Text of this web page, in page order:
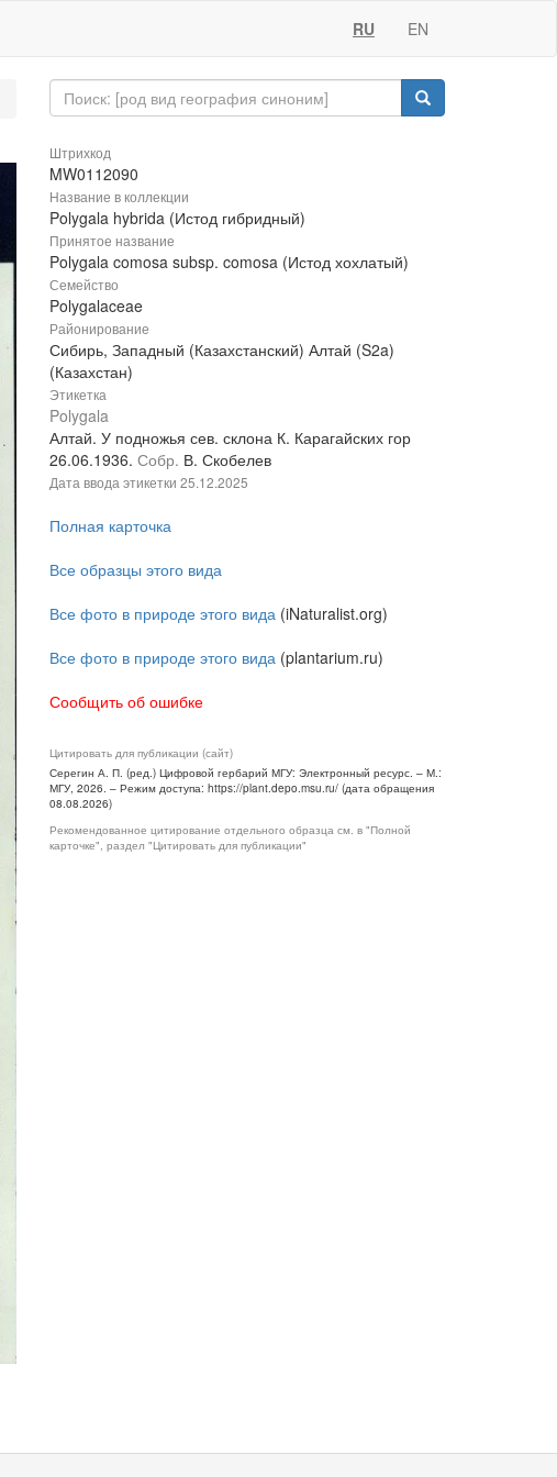
RU EN
Штрихкод
MW0112090
Название в коллекции
Polygala hybrida (Истод гибридный)
Принятое название
Polygala comosa subsp. comosa (Истод хохлатый)
Семейство
Polygalaceae
Районирование
Сибирь, Западный (Казахстанский) Алтай (S2a)
(Казахстан)
Этикетка
Polygala
Алтай. У подножья сев. склона К. Карагайских гор
26.06.1936. Собр. В. Скобелев
Дата ввода этикетки 25.12.2025
Полная карточка
Все образцы этого вида
Все фото в природе этого вида (iNaturalist.org)
Все фото в природе этого вида (plantarium.ru)
Сообщить об ошибке
Цитировать для публикации (сайт)
Серегин А. П. (ред.) Цифровой гербарий МГУ: Электронный ресурс. – М.:
МГУ, 2026. – Режим доступа: https://plant.depo.msu.ru/ (дата обращения
08.08.2026)
Рекомендованное цитирование отдельного образца см. в "Полной
карточке", раздел "Цитировать для публикации"